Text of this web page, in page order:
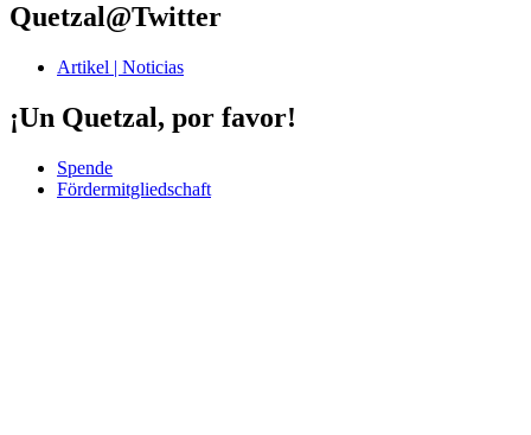
Quetzal@Twitter
Artikel | Noticias
¡Un Quetzal, por favor!
Spende
Fördermitgliedschaft